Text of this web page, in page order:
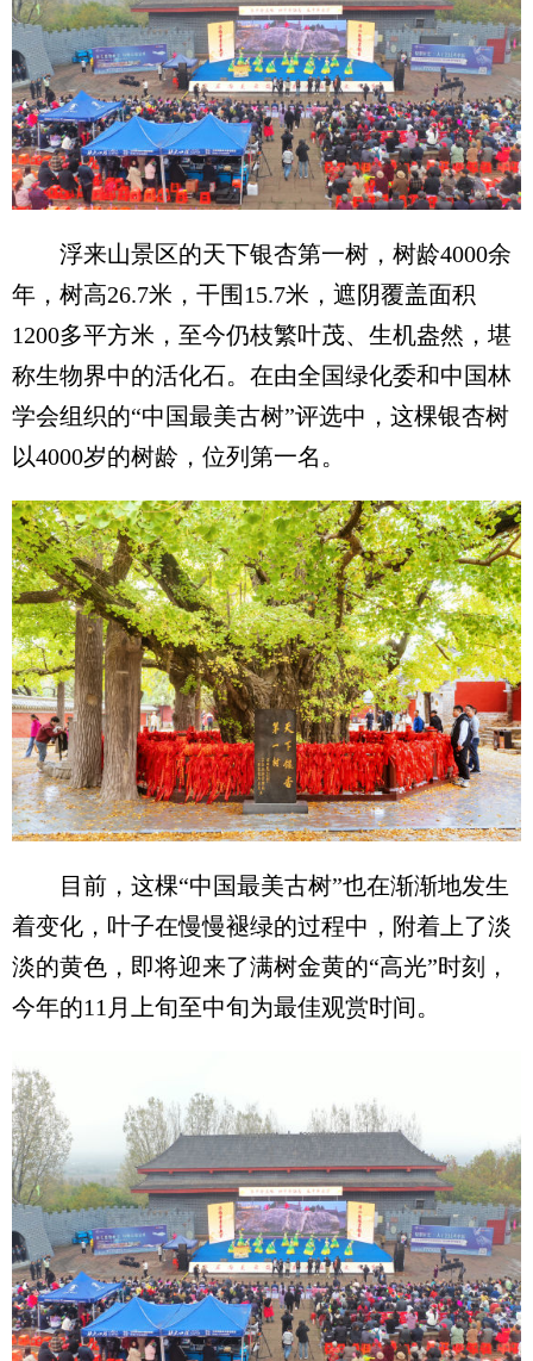
浮来山景区的天下银杏第一树，树龄4000余
年，树高26.7米，干围15.7米，遮阴覆盖面积
1200多平方米，至今仍枝繁叶茂、生机盎然，堪
称生物界中的活化石。在由全国绿化委和中国林
学会组织的“中国最美古树”评选中，这棵银杏树
以4000岁的树龄，位列第一名。
目前，这棵“中国最美古树”也在渐渐地发生
着变化，叶子在慢慢褪绿的过程中，附着上了淡
淡的黄色，即将迎来了满树金黄的“高光”时刻，
今年的11月上旬至中旬为最佳观赏时间。